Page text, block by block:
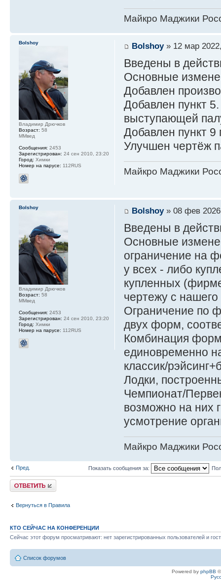
Майкро Маджики
Bolshoy» 12 мар
Введены в
Основные
Добавлен
Добавлен пункт
выступающей
Добавлен пункт 9
Улучшен чертёж
Майкро Маджики
Bolshoy
Владимир Дрючков
Возраст: 58
ММвед
Сообщения: 2453
Зарегистрирован: 24 сен 2010, 23:20
Город: Химки
Номер на парусе: 112RUS
Bolshoy» 08 фев
Введены в
Основные
ограничение на
у всех - либо
купленных
чертежу с нашего
Ограничение по
двух форм,
Комбинация
единовременно
классик/
Лодки,
Чемпионат/
возможно на них
усмотрение
Майкро Маджики
Bolshoy
Владимир Дрючков
Возраст: 58
ММвед
Сообщения: 2453
Зарегистрирован: 24 сен 2010, 23:20
Город: Химки
Номер на парусе: 112RUS
Пред. Показать сообщения за:
Ответить
Вернуться в Правила
КТО СЕЙЧАС НА КОНФЕРЕНЦИИ
Сейчас этот форум просматривают: нет зарегистрированных пользователей и
Список форумов
Powered by phpBB